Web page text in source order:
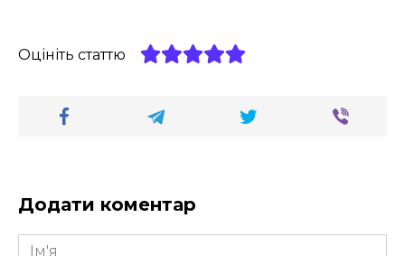
Оцініть статтю
Додати коментар
Ім'я